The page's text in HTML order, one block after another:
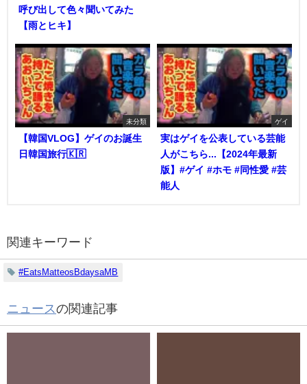
呼び出して色々聞いてみた
【雨とヒキ】
未分類
【韓国VLOG】ゲイのお誕生
日韓国旅行🇰🇷
ゲイ
実はゲイを公表している芸能
人がこちら...【2024年最新
版】#ゲイ #ホモ #同性愛 #芸
能人
関連キーワード
#EatsMatteosBdaysaMB
ニュース の関連記事